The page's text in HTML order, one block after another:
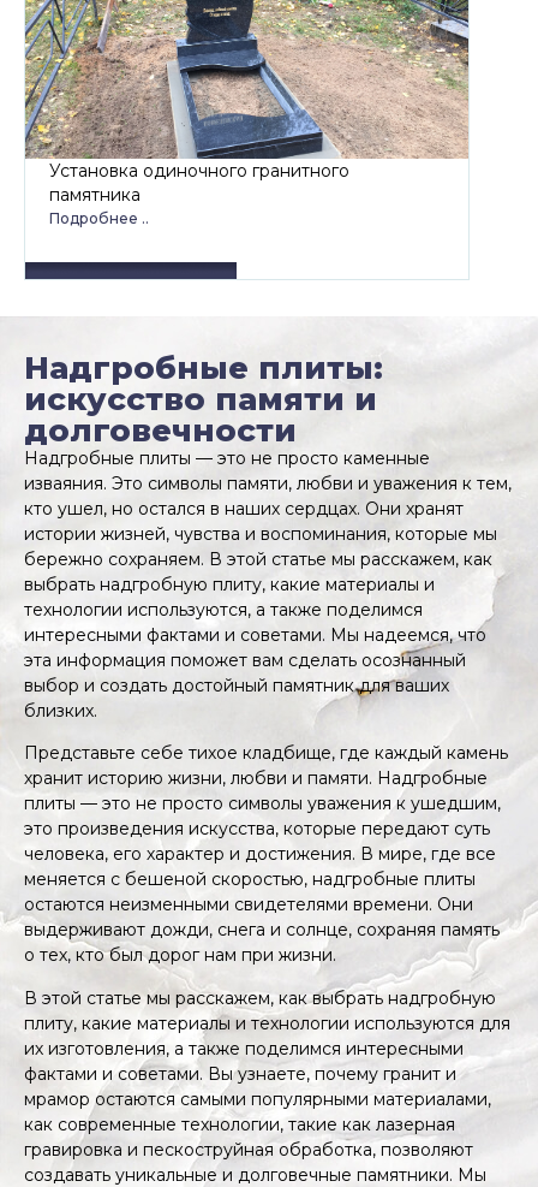
Установка одиночного гранитного
памятника
Подробнее ..
Надгробные плиты:
искусство памяти и
долговечности
Надгробные плиты — это не просто каменные
изваяния. Это символы памяти, любви и уважения к тем,
кто ушел, но остался в наших сердцах. Они хранят
истории жизней, чувства и воспоминания, которые мы
бережно сохраняем. В этой статье мы расскажем, как
выбрать надгробную плиту, какие материалы и
технологии используются, а также поделимся
интересными фактами и советами. Мы надеемся, что
эта информация поможет вам сделать осознанный
выбор и создать достойный памятник для ваших
близких.
Представьте себе тихое кладбище, где каждый камень
хранит историю жизни, любви и памяти. Надгробные
плиты — это не просто символы уважения к ушедшим,
это произведения искусства, которые передают суть
человека, его характер и достижения. В мире, где все
меняется с бешеной скоростью, надгробные плиты
остаются неизменными свидетелями времени. Они
выдерживают дожди, снега и солнце, сохраняя память
о тех, кто был дорог нам при жизни.
В этой статье мы расскажем, как выбрать надгробную
плиту, какие материалы и технологии используются для
их изготовления, а также поделимся интересными
фактами и советами. Вы узнаете, почему гранит и
мрамор остаются самыми популярными материалами,
как современные технологии, такие как лазерная
гравировка и пескоструйная обработка, позволяют
создавать уникальные и долговечные памятники. Мы